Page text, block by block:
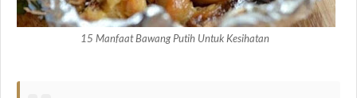
15 Manfaat Bawang Putih Untuk Kesihatan